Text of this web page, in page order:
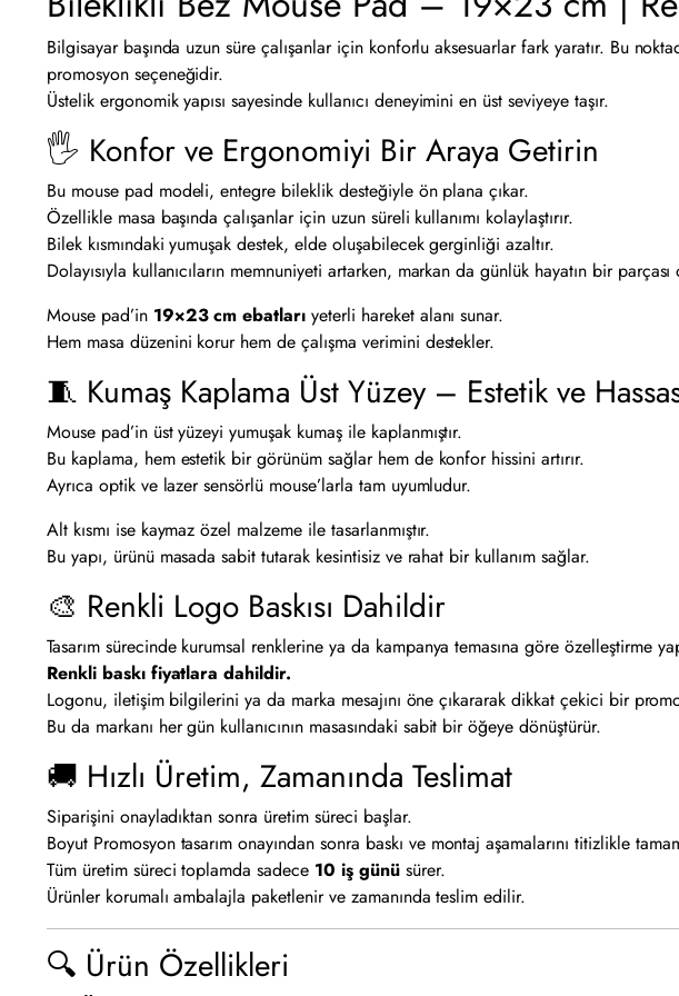
Bilgisayar başında uzun süre çalışanlar için konforlu aksesuarlar fark yaratır. Bu
promosyon seçeneğidir.
Üstelik ergonomik yapısı sayesinde kullanıcı deneyimini en üst seviyeye taşır.
🖐 Konfor ve Ergonomiyi Bir Araya Getirin
Bu mouse pad modeli, entegre bileklik desteğiyle ön plana çıkar.
Özellikle masa başında çalışanlar için uzun süreli kullanımı kolaylaştırır.
Bilek kısmındaki yumuşak destek, elde oluşabilecek gerginliği azaltır.
Dolayısıyla kullanıcıların memnuniyeti artarken, markan da günlük hayatın bir parçası
Mouse pad’in 19×23 cm ebatları yeterli hareket alanı sunar.
Hem masa düzenini korur hem de çalışma verimini destekler.
🧵 Kumaş Kaplama Üst Yüzey – Estetik ve
Mouse pad’in üst yüzeyi yumuşak kumaş ile kaplanmıştır.
Bu kaplama, hem estetik bir görünüm sağlar hem de konfor hissini artırır.
Ayrıca optik ve lazer sensörlü mouse’larla tam uyumludur.
Alt kısmı ise kaymaz özel malzeme ile tasarlanmıştır.
Bu yapı, ürünü masada sabit tutarak kesintisiz ve rahat bir kullanım sağlar.
🎨 Renkli Logo Baskısı Dahildir
Tasarım sürecinde kurumsal renklerine ya da kampanya temasına göre özelleştirme
Renkli baskı fiyatlara dahildir.
Logonu, iletişim bilgilerini ya da marka mesajını öne çıkararak dikkat çekici bir
Bu da markanı her gün kullanıcının masasındaki sabit bir öğeye dönüştürür.
🚚 Hızlı Üretim, Zamanında Teslimat
Siparişini onayladıktan sonra üretim süreci başlar.
Boyut Promosyon tasarım onayından sonra baskı ve montaj aşamalarını titizlikle
Tüm üretim süreci toplamda sadece 10 iş günüsürer.
Ürünler korumalı ambalajla paketlenir ve zamanında teslim edilir.
🔍 Ürün Özellikleri